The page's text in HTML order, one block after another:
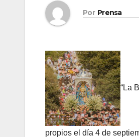
Por Prensa
“La
propios el día 4 de